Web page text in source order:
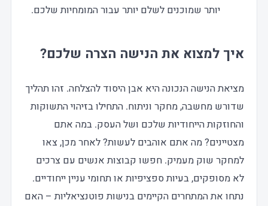
יותר שמוכנים לשלם יותר עבור המומחיות שלכם.
איך למצוא את הנישה הצרה שלכם?
מציאת הנישה הנכונה היא אבן היסוד להצלחה. זהו תהליך
שדורש מחשבה, מחקר וניתוח. התחילו בזיהוי התשוקות
והחוזקות הייחודיות שלכם ושל העסק. במה אתם
מצטיינים? מה אתם אוהבים לעשות? לאחר מכן, צאו
למחקר שוק מעמיק. חפשו קבוצות אנשים עם צרכים
לא מסופקים, בעיות ספציפיות או תחומי עניין ייחודיים.
נתחו את המתחרים הקיימים בנישות פוטנציאליות – האם